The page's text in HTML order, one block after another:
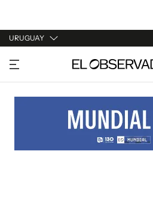
URUGUAY
URUGUAY
ARGENTINA
ESTADOS UNIDOS